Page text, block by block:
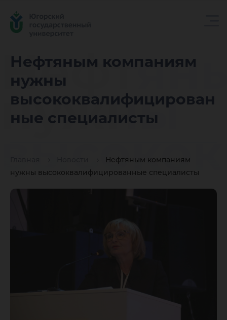
Нефтяным компаниям
нужны
высококвалифицирован
ные специалисты
Нефтяным компаниям
нужны высококвалифицированные специалисты
нужны